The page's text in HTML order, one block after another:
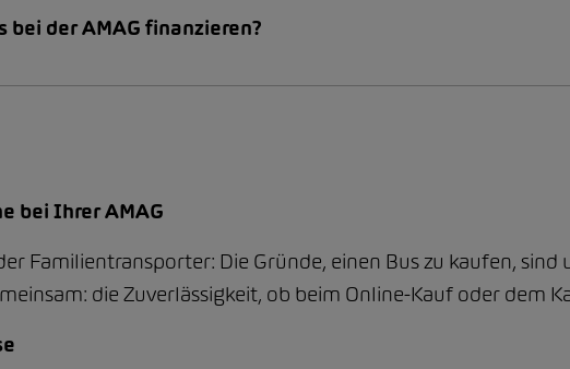
bei der AMAG finanzieren?
bei Ihrer AMAG
Familientransporter: Die Gründe, einen Bus zu kaufen, sind
die Zuverlässigkeit, ob beim Online-Kauf oder dem